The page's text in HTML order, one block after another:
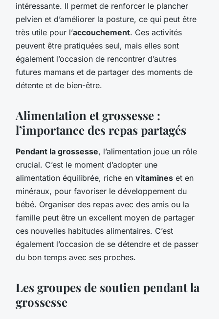
intéressante. Il permet de renforcer le plancher
pelvien et d’améliorer la posture, ce qui peut être
très utile pour l’accouchement. Ces activités
peuvent être pratiquées seul, mais elles sont
également l’occasion de rencontrer d’autres
futures mamans et de partager des moments de
détente et de bien-être.
Alimentation et grossesse :
l’importance des repas partagés
Pendant la grossesse, l’alimentation joue un rôle
crucial. C’est le moment d’adopter une
alimentation équilibrée, riche en vitamines et en
minéraux, pour favoriser le développement du
bébé. Organiser des repas avec des amis ou la
famille peut être un excellent moyen de partager
ces nouvelles habitudes alimentaires. C’est
également l’occasion de se détendre et de passer
du bon temps avec ses proches.
Les groupes de soutien pendant la
grossesse